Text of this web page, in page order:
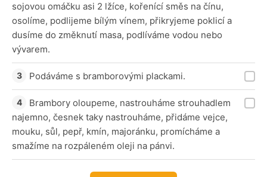
sojovou omáčku asi 2 lžíce, kořenící směs na čínu,
osolíme, podlijeme bílým vínem, přikryjeme poklicí a
dusíme do změknutí masa, podlíváme vodou nebo
vývarem.
Podáváme s bramborovými plackami.
Brambory oloupeme, nastrouháme strouhadlem
najemno, česnek taky nastrouháme, přidáme vejce,
mouku, sůl, pepř, kmín, majoránku, promícháme a
smažíme na rozpáleném oleji na pánvi.